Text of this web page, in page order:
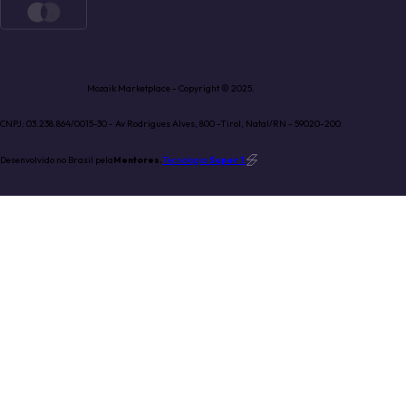
Mozaik Marketplace - Copyright © 2025.
CNPJ: 03.238.864/0015-30 - Av Rodrigues Alves, 800 -Tirol, Natal/RN - 59020-200
Desenvolvido no Brasil pelaMentores.Tecnologia Super 1.